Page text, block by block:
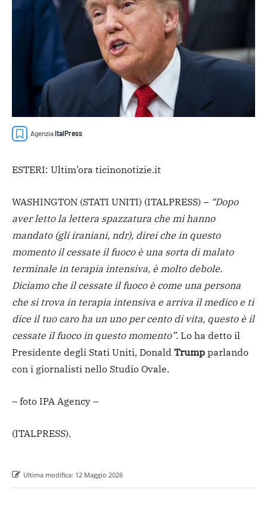
AgenziaItalPress
ESTERI: Ultim’ora ticinonotizie.it
WASHINGTON (STATI UNITI) (ITALPRESS) – “Dopo
aver letto la lettera spazzatura che mi hanno
mandato (gli iraniani, ndr), direi che in questo
momento il cessate il fuoco è una sorta di malato
terminale in terapia intensiva, è molto debole.
Diciamo che il cessate il fuoco è come una persona
che si trova in terapia intensiva e arriva il medico e ti
dice il tuo caro ha un uno per cento di vita, questo è il
cessate il fuoco in questo momento”. Lo ha detto il
Presidente degli Stati Uniti, Donald Trump parlando
con i giornalisti nello Studio Ovale.
– foto IPA Agency –
(ITALPRESS).
Ultima modifica: 12 Maggio 2026